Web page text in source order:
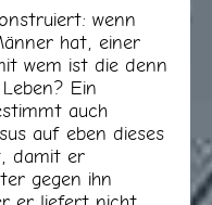
wenn
hat, einer
wem ist die denn
Ein
auch
auf eben dieses
damit er
gegen ihn